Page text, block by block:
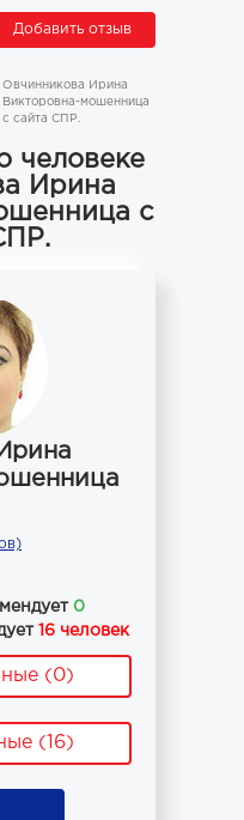
Добавить отзыв
Овчинникова Ирина
Викторовна-мошенница
с сайта СПР.
человеке
Ирина
с
0
16 человек
(0)
(16)